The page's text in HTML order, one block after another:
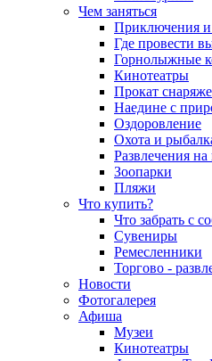
Чем заняться
Приключения
Где провести
Горнолыжные
Кинотеатры
Прокат
Наедине с
Оздоровление
Охота и
Развлечения на
Зоопарки
Пляжи
Что купить?
Что забрать с
Сувениры
Ремесленники
Торгово -
Новости
Фотогалерея
Афиша
Музеи
Кинотеатры